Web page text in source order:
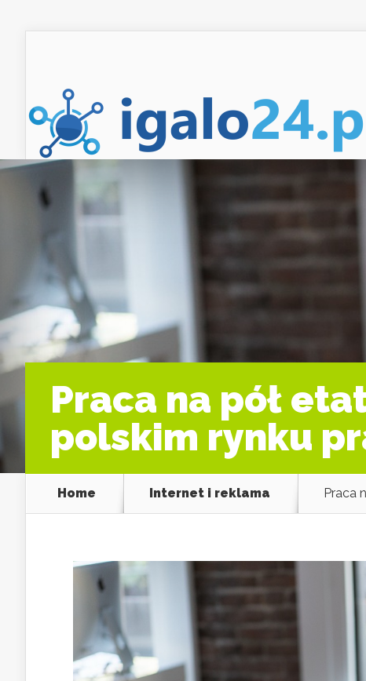
Praca na pół
polskim rynku
Home Internet i reklama Praca